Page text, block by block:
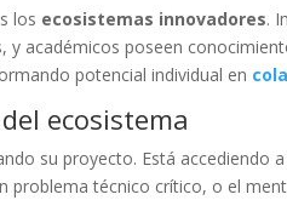
los ecosistemas innovadores.
académicos poseen
potencial individual en
ecosistema
su proyecto. Está accediendo
técnico crítico, o el